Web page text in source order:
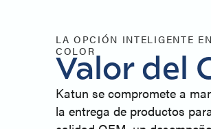
LA OPCIÓN INTELIGENTE
COLOR
Valor del
Katun se compromete a
la entrega de productos